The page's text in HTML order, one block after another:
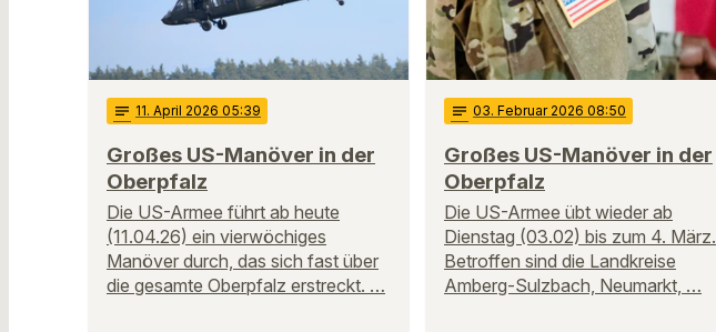
notes 11. April 2026 05:39
Großes US-Manöver in der
Oberpfalz
Die US-Armee führt ab heute
(11.04.26) ein vierwöchiges
Manöver durch, das sich fast über
die gesamte Oberpfalz erstreckt. …
notes 03. Februar 2026 08:50
Großes US-Manöver in der
Oberpfalz
Die US-Armee übt wieder ab
Dienstag (03.02) bis zum 4. März.
Betroffen sind die Landkreise
Amberg-Sulzbach, Neumarkt, …